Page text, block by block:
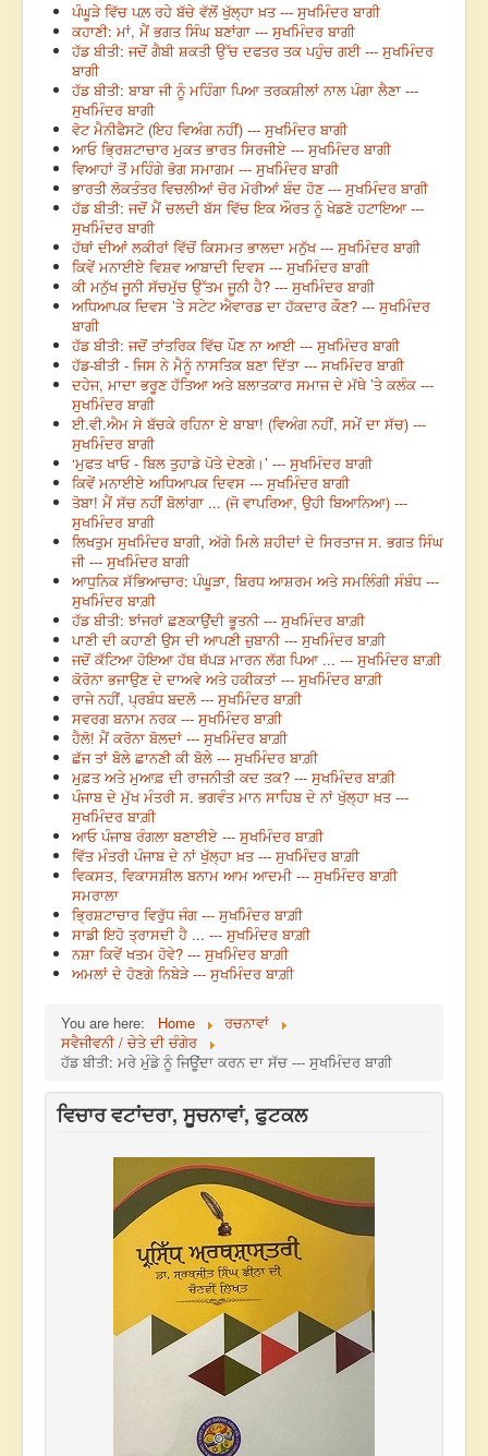
ਪੰਘੂੜੇ ਵਿੱਚ ਪਲ਼ ਰਹੇ ਬੱਚੇ ਵੱਲੋਂ ਖੁੱਲ੍ਹਾ ਖ਼ਤ --- ਸੁਖਮਿੰਦਰ ਬਾਗੀ
ਕਹਾਣੀ: ਮਾਂ, ਮੈਂ ਭਗਤ ਸਿੰਘ ਬਣਾਂਗਾ --- ਸੁਖਮਿੰਦਰ ਬਾਗੀ
ਹੱਡ ਬੀਤੀ: ਜਦੋਂ ਗੈਬੀ ਸ਼ਕਤੀ ਉੱਚ ਦਫਤਰ ਤਕ ਪਹੁੰਚ ਗਈ --- ਸੁਖਮਿੰਦਰ
ਬਾਗੀ
ਹੱਡ ਬੀਤੀ: ਬਾਬਾ ਜੀ ਨੂੰ ਮਹਿੰਗਾ ਪਿਆ ਤਰਕਸ਼ੀਲਾਂ ਨਾਲ ਪੰਗਾ ਲੈਣਾ ---
ਸੁਖਮਿੰਦਰ ਬਾਗੀ
ਵੋਟ ਮੈਨੀਫੈਸਟੋ (ਇਹ ਵਿਅੰਗ ਨਹੀਂ) --- ਸੁਖਮਿੰਦਰ ਬਾਗੀ
ਆਓ ਭ੍ਰਿਸ਼ਟਾਚਾਰ ਮੁਕਤ ਭਾਰਤ ਸਿਰਜੀਏ --- ਸੁਖਮਿੰਦਰ ਬਾਗੀ
ਵਿਆਹਾਂ ਤੋਂ ਮਹਿੰਗੇ ਭੋਗ ਸਮਾਗਮ --- ਸੁਖਮਿੰਦਰ ਬਾਗੀ
ਭਾਰਤੀ ਲੋਕਤੰਤਰ ਵਿਚਲੀਆਂ ਚੋਰ ਮੋਰੀਆਂ ਬੰਦ ਹੋਣ --- ਸੁਖਮਿੰਦਰ ਬਾਗੀ
ਹੱਡ ਬੀਤੀ: ਜਦੋਂ ਮੈਂ ਚਲਦੀ ਬੱਸ ਵਿੱਚ ਇਕ ਔਰਤ ਨੂੰ ਖੇਡਣੋ ਹਟਾਇਆ ---
ਸੁਖਮਿੰਦਰ ਬਾਗੀ
ਹੱਥਾਂ ਦੀਆਂ ਲਕੀਰਾਂ ਵਿੱਚੋਂ ਕਿਸਮਤ ਭਾਲਦਾ ਮਨੁੱਖ --- ਸੁਖਮਿੰਦਰ ਬਾਗੀ
ਕਿਵੇਂ ਮਨਾਈਏ ਵਿਸ਼ਵ ਆਬਾਦੀ ਦਿਵਸ --- ਸੁਖਮਿੰਦਰ ਬਾਗੀ
ਕੀ ਮਨੁੱਖ ਜੂਨੀ ਸੱਚਮੁੱਚ ਉੱਤਮ ਜੂਨੀ ਹੈ? --- ਸੁਖਮਿੰਦਰ ਬਾਗੀ
ਅਧਿਆਪਕ ਦਿਵਸ ’ਤੇ ਸਟੇਟ ਐਵਾਰਡ ਦਾ ਹੱਕਦਾਰ ਕੌਣ? --- ਸੁਖਮਿੰਦਰ
ਬਾਗੀ
ਹੱਡ ਬੀਤੀ: ਜਦੋਂ ਤਾਂਤਰਿਕ ਵਿੱਚ ਪੌਣ ਨਾ ਆਈ --- ਸੁਖਮਿੰਦਰ ਬਾਗੀ
ਹੱਡ-ਬੀਤੀ - ਜਿਸ ਨੇ ਮੈਨੂੰ ਨਾਸਤਿਕ ਬਣਾ ਦਿੱਤਾ --- ਸਖਮਿੰਦਰ ਬਾਗੀ
ਦਹੇਜ, ਮਾਦਾ ਭਰੂਣ ਹੱਤਿਆ ਅਤੇ ਬਲਾਤਕਾਰ ਸਮਾਜ ਦੇ ਮੱਥੇ ’ਤੇ ਕਲੰਕ ---
ਸੁਖਮਿੰਦਰ ਬਾਗੀ
ਈ.ਵੀ.ਐਮ ਸੇ ਬੱਚਕੇ ਰਹਿਨਾ ਏ ਬਾਬਾ! (ਵਿਅੰਗ ਨਹੀਂ, ਸਮੇਂ ਦਾ ਸੱਚ) ---
ਸੁਖਮਿੰਦਰ ਬਾਗੀ
‘ਮੁਫਤ ਖਾਓ - ਬਿਲ ਤੁਹਾਡੇ ਪੋਤੇ ਦੇਣਗੇ।’ --- ਸੁਖਮਿੰਦਰ ਬਾਗੀ
ਕਿਵੇਂ ਮਨਾਈਏ ਅਧਿਆਪਕ ਦਿਵਸ --- ਸੁਖਮਿੰਦਰ ਬਾਗੀ
ਤੋਬਾ! ਮੈਂ ਸੱਚ ਨਹੀਂ ਬੋਲਾਂਗਾ ... (ਜੋ ਵਾਪਰਿਆ, ਉਹੀ ਬਿਆਨਿਆ) ---
ਸੁਖਮਿੰਦਰ ਬਾਗੀ
ਲਿਖਤੁਮ ਸੁਖਮਿੰਦਰ ਬਾਗੀ, ਅੱਗੇ ਮਿਲੇ ਸ਼ਹੀਦਾਂ ਦੇ ਸਿਰਤਾਜ ਸ. ਭਗਤ ਸਿੰਘ
ਜੀ --- ਸੁਖਮਿੰਦਰ ਬਾਗੀ
ਆਧੁਨਿਕ ਸੱਭਿਆਚਾਰ: ਪੰਘੂੜਾ, ਬਿਰਧ ਆਸ਼ਰਮ ਅਤੇ ਸਮਲਿੰਗੀ ਸੰਬੰਧ ---
ਸੁਖਮਿੰਦਰ ਬਾਗ਼ੀ
ਹੱਡ ਬੀਤੀ: ਝਾਂਜਰਾਂ ਛਣਕਾਉਂਦੀ ਭੂਤਨੀ --- ਸੁਖਮਿੰਦਰ ਬਾਗ਼ੀ
ਪਾਣੀ ਦੀ ਕਹਾਣੀ ਉਸ ਦੀ ਆਪਣੀ ਜ਼ੁਬਾਨੀ --- ਸੁਖਮਿੰਦਰ ਬਾਗ਼ੀ
ਜਦੋਂ ਕੱਟਿਆ ਹੋਇਆ ਹੱਥ ਥੱਪੜ ਮਾਰਨ ਲੱਗ ਪਿਆ ... --- ਸੁਖਮਿੰਦਰ ਬਾਗ਼ੀ
ਕੋਰੋਨਾ ਭਜਾਉਣ ਦੇ ਦਾਅਵੇ ਅਤੇ ਹਕੀਕਤਾਂ --- ਸੁਖਮਿੰਦਰ ਬਾਗ਼ੀ
ਰਾਜੇ ਨਹੀਂ, ਪ੍ਰਬੰਧ ਬਦਲੋ --- ਸੁਖਮਿੰਦਰ ਬਾਗ਼ੀ
ਸਵਰਗ ਬਨਾਮ ਨਰਕ --- ਸੁਖਮਿੰਦਰ ਬਾਗ਼ੀ
ਹੈਲੋ! ਮੈਂ ਕਰੋਨਾ ਬੋਲਦਾਂ --- ਸੁਖਮਿੰਦਰ ਬਾਗ਼ੀ
ਛੱਜ ਤਾਂ ਬੋਲੇ ਛਾਨਣੀ ਕੀ ਬੋਲੇ --- ਸੁਖਮਿੰਦਰ ਬਾਗ਼ੀ
ਮੁਫ਼ਤ ਅਤੇ ਮੁਆਫ਼ ਦੀ ਰਾਜਨੀਤੀ ਕਦ ਤਕ? --- ਸੁਖਮਿੰਦਰ ਬਾਗ਼ੀ
ਪੰਜਾਬ ਦੇ ਮੁੱਖ ਮੰਤਰੀ ਸ. ਭਗਵੰਤ ਮਾਨ ਸਾਹਿਬ ਦੇ ਨਾਂ ਖੁੱਲ੍ਹਾ ਖ਼ਤ ---
ਸੁਖਮਿੰਦਰ ਬਾਗ਼ੀ
ਆਓ ਪੰਜਾਬ ਰੰਗਲਾ ਬਣਾਈਏ --- ਸੁਖਮਿੰਦਰ ਬਾਗ਼ੀ
ਵਿੱਤ ਮੰਤਰੀ ਪੰਜਾਬ ਦੇ ਨਾਂ ਖੁੱਲ੍ਹਾ ਖ਼ਤ --- ਸੁਖਮਿੰਦਰ ਬਾਗ਼ੀ
ਵਿਕਸਤ, ਵਿਕਾਸਸ਼ੀਲ ਬਨਾਮ ਆਮ ਆਦਮੀ --- ਸੁਖਮਿੰਦਰ ਬਾਗ਼ੀ
ਸਮਰਾਲਾ
ਭ੍ਰਿਸ਼ਟਾਚਾਰ ਵਿਰੁੱਧ ਜੰਗ --- ਸੁਖਮਿੰਦਰ ਬਾਗ਼ੀ
ਸਾਡੀ ਇਹੋ ਤ੍ਰਾਸਦੀ ਹੈ ... --- ਸੁਖਮਿੰਦਰ ਬਾਗ਼ੀ
ਨਸ਼ਾ ਕਿਵੇਂ ਖਤਮ ਹੋਵੇ? --- ਸੁਖਮਿੰਦਰ ਬਾਗ਼ੀ
ਅਮਲਾਂ ਦੇ ਹੋਣਗੇ ਨਿਬੇੜੇ --- ਸੁਖਮਿੰਦਰ ਬਾਗ਼ੀ
You are here: Home
ਰਚਨਾਵਾਂ
ਸਵੈਜੀਵਨੀ / ਚੇਤੇ ਦੀ ਚੰਗੇਰ
ਹੱਡ ਬੀਤੀ: ਮਰੇ ਮੁੰਡੇ ਨੂੰ ਜਿਊਂਦਾ ਕਰਨ ਦਾ ਸੱਚ --- ਸੁਖਮਿੰਦਰ ਬਾਗੀ
ਵਿਚਾਰ ਵਟਾਂਦਰਾ, ਸੂਚਨਾਵਾਂ, ਫੁਟਕਲ